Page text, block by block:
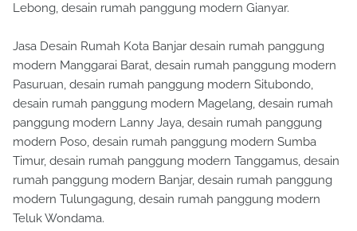
Lebong, desain rumah panggung modern Gianyar.
Jasa Desain Rumah Kota Banjar desain rumah panggung
modern Manggarai Barat, desain rumah panggung modern
Pasuruan, desain rumah panggung modern Situbondo,
desain rumah panggung modern Magelang, desain rumah
panggung modern Lanny Jaya, desain rumah panggung
modern Poso, desain rumah panggung modern Sumba
Timur, desain rumah panggung modern Tanggamus, desain
rumah panggung modern Banjar, desain rumah panggung
modern Tulungagung, desain rumah panggung modern
Teluk Wondama.